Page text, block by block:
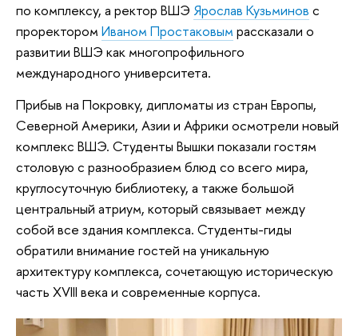
по комплексу, а ректор ВШЭ Ярослав Кузьминов с
проректором Иваном Простаковым рассказали о
развитии ВШЭ как многопрофильного
международного университета.
Прибыв на Покровку, дипломаты из стран Европы,
Северной Америки, Азии и Африки осмотрели новый
комплекс ВШЭ. Студенты Вышки показали гостям
столовую с разнообразием блюд со всего мира,
круглосуточную библиотеку, а также большой
центральный атриум, который связывает между
собой все здания комплекса. Студенты-гиды
обратили внимание гостей на уникальную
архитектуру комплекса, сочетающую историческую
часть XVIII века и современные корпуса.